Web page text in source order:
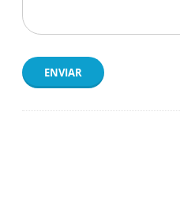
ENVIAR